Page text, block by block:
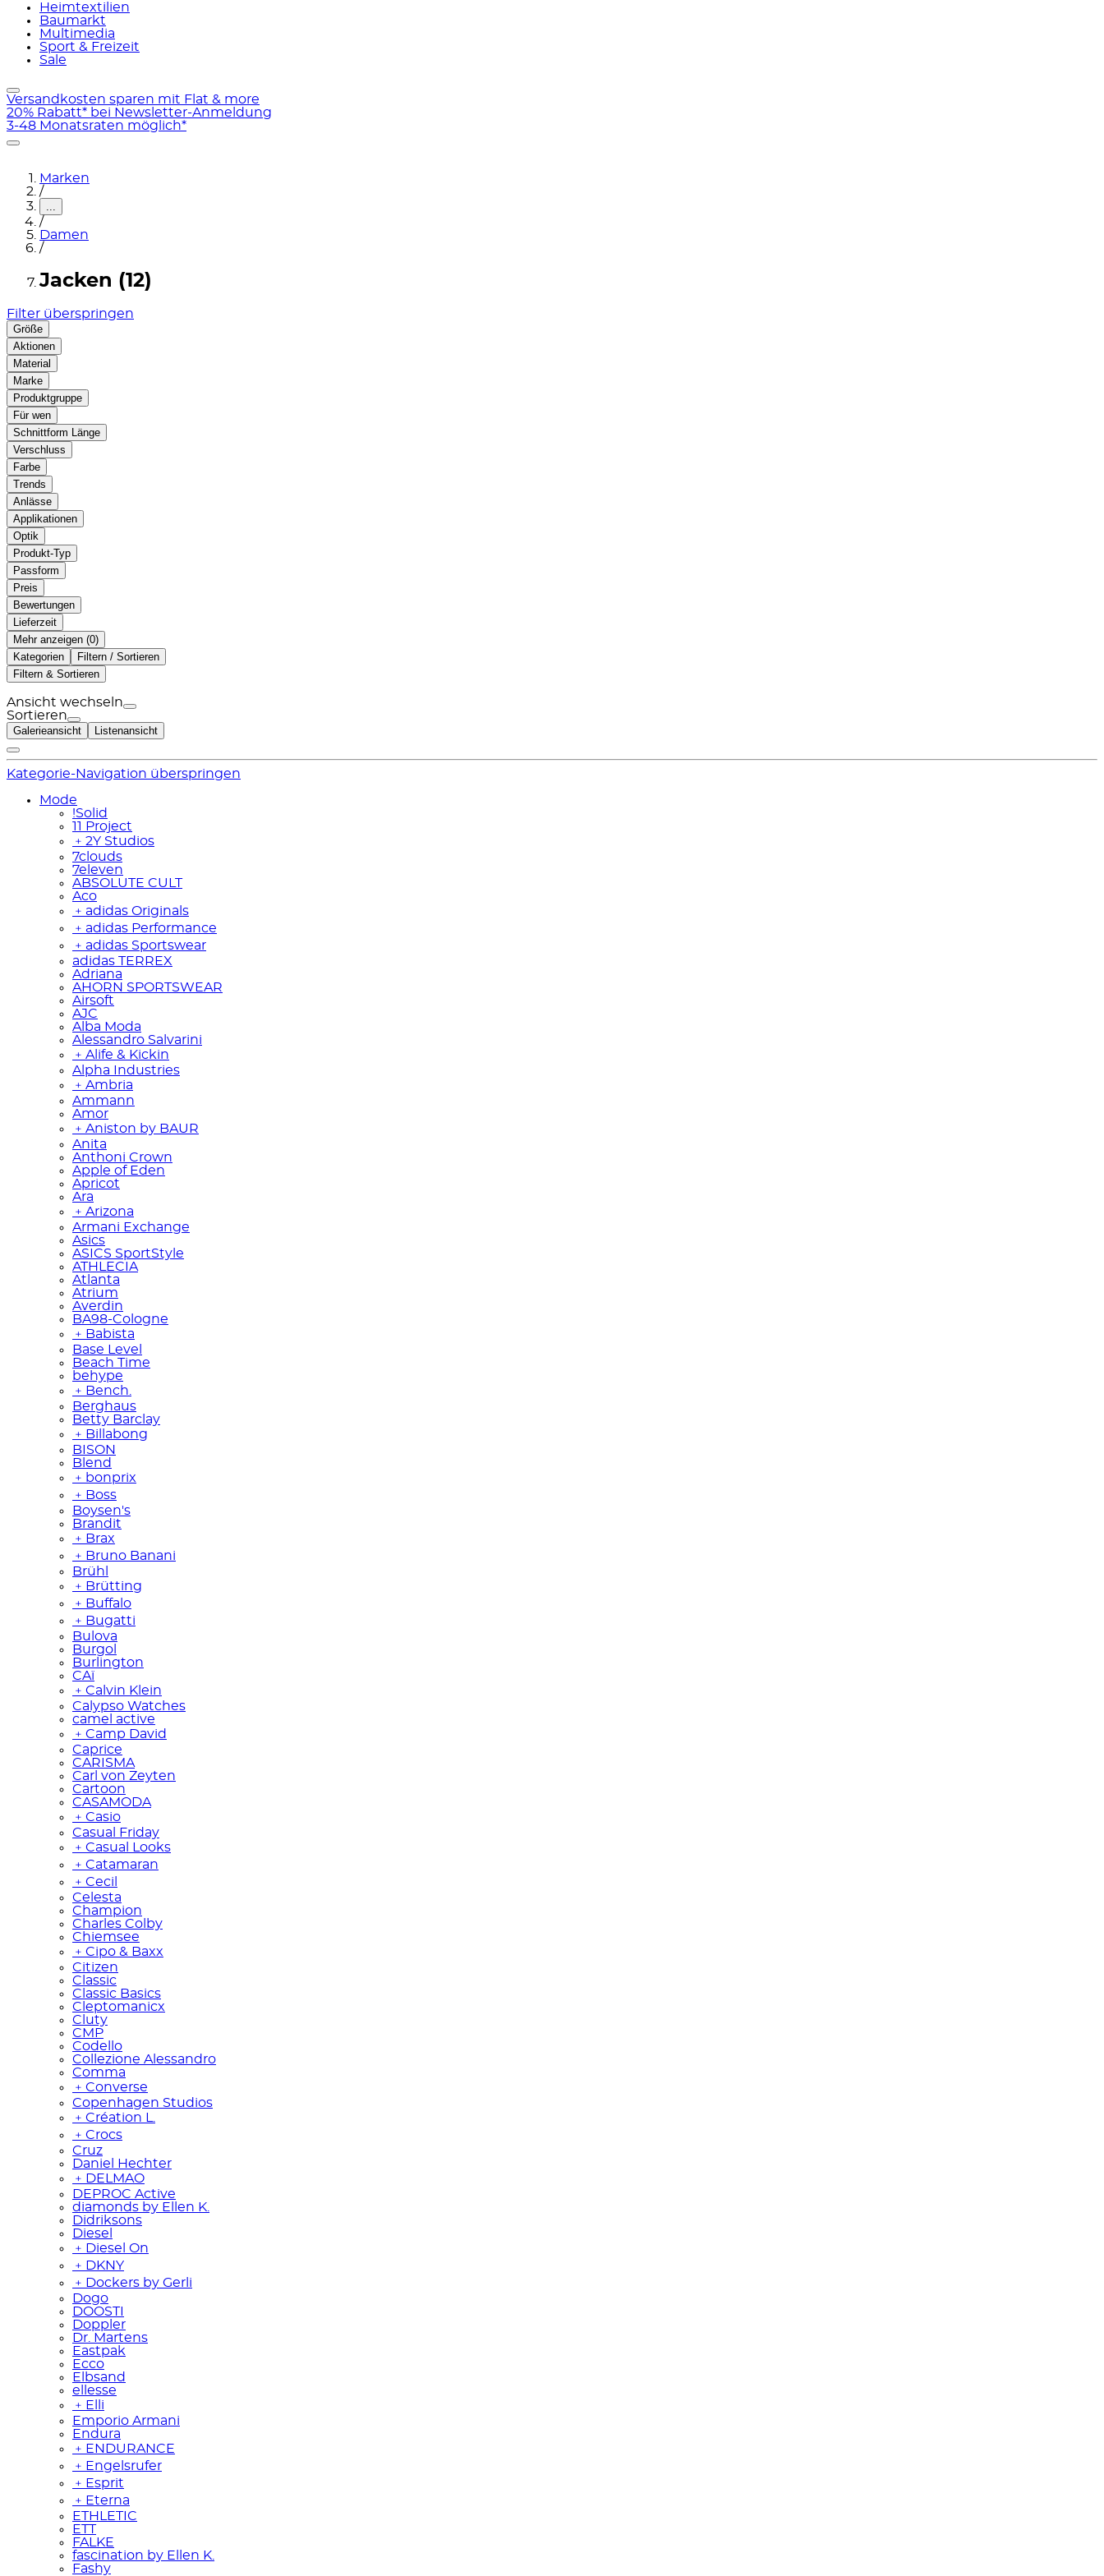
Heimtextilien
Baumarkt
Multimedia
Sport & Freizeit
Sale
Versandkosten sparen mit Flat & more
20% Rabatt* bei Newsletter-Anmeldung
3-48 Monatsraten möglich*
Marken
/
...
/
Damen
/
Jacken (12)
Filter überspringen
Größe
Aktionen
Material
Marke
Produktgruppe
Für wen
Schnittform Länge
Verschluss
Farbe
Trends
Anlässe
Applikationen
Optik
Produkt-Typ
Passform
Preis
Bewertungen
Lieferzeit
Mehr anzeigen ( )
Kategorien
Filtern / Sortieren
Filtern & Sortieren
Ansicht wechseln
Sortieren
Galerieansicht Listenansicht
Kategorie-Navigation überspringen
Mode
!Solid
11 Project
﹢ 2Y Studios
7clouds
7eleven
ABSOLUTE CULT
Aco
﹢ adidas Originals
﹢ adidas Performance
﹢ adidas Sportswear
adidas TERREX
Adriana
AHORN SPORTSWEAR
Airsoft
AJC
Alba Moda
Alessandro Salvarini
﹢ Alife & Kickin
Alpha Industries
﹢ Ambria
Ammann
Amor
﹢ Aniston by BAUR
Anita
Anthoni Crown
Apple of Eden
Apricot
Ara
﹢ Arizona
Armani Exchange
Asics
ASICS SportStyle
ATHLECIA
Atlanta
Atrium
Averdin
BA98-Cologne
﹢ Babista
Base Level
Beach Time
behype
﹢ Bench.
Berghaus
Betty Barclay
﹢ Billabong
BISON
Blend
﹢ bonprix
﹢ Boss
Boysen's
Brandit
﹢ Brax
﹢ Bruno Banani
Brühl
﹢ Brütting
﹢ Buffalo
﹢ Bugatti
Bulova
Burgol
Burlington
CAï
﹢ Calvin Klein
Calypso Watches
camel active
﹢ Camp David
Caprice
CARISMA
Carl von Zeyten
Cartoon
CASAMODA
﹢ Casio
Casual Friday
﹢ Casual Looks
﹢ Catamaran
﹢ Cecil
Celesta
Champion
Charles Colby
Chiemsee
﹢ Cipo & Baxx
Citizen
Classic
Classic Basics
Cleptomanicx
Cluty
CMP
Codello
Collezione Alessandro
Comma
﹢ Converse
Copenhagen Studios
﹢ Création L.
﹢ Crocs
Cruz
Daniel Hechter
﹢ DELMAO
DEPROC Active
diamonds by Ellen K.
Didriksons
Diesel
﹢ Diesel On
﹢ DKNY
﹢ Dockers by Gerli
Dogo
DOOSTI
Doppler
Dr. Martens
Eastpak
Ecco
Elbsand
ellesse
﹢ Elli
Emporio Armani
Endura
﹢ ENDURANCE
﹢ Engelsrufer
﹢ Esprit
﹢ Eterna
ETHLETIC
ETT
FALKE
fascination by Ellen K.
Fashy